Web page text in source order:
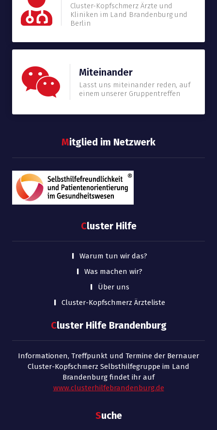
Cluster-Kopfschmerz Ärzte und
Kliniken im Land Brandenburg und
Berlin
Miteinander
Lasst uns miteinander reden, auf
einem unserer Gruppentreffen
Mitglied im Netzwerk
Cluster Hilfe
Warum tun wir das?
Was machen wir?
Über uns
Cluster-Kopfschmerz Ärzteliste
Cluster Hilfe Brandenburg
Informationen, Treffpunkt und Termine der Bernauer
Cluster-Kopfschmerz Selbsthilfegruppe im Land
Brandenburg findet ihr auf
www.clusterhilfebrandenburg.de
Suche